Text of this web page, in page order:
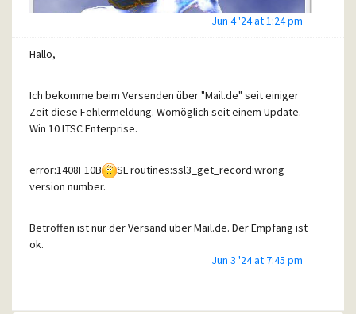
Wie gesagt, auf meinen Win7-Rechnern werkelt dieselbe
Soeben habe ich es auch mit meiner T-Onlineadresse
probiert, das gleiche Ergebnis. Also sind die Mailserver
Enterprise-Version stecken. Bis vor einigen Wochen gab es
keinerlei Probleme!
Jun 4 '24 at 1:24 pm
Hallo,
Ich bekomme beim Versenden über "Mail.de" seit einiger
Zeit diese Fehlermeldung. Womöglich seit einem Update.
Win 10 LTSC Enterprise.
error:1408F10B
SL routines:ssl3_get_record:wrong
version number.
Betroffen ist nur der Versand über Mail.de. Der Empfang ist
ok.
Jun 3 '24 at 7:45 pm